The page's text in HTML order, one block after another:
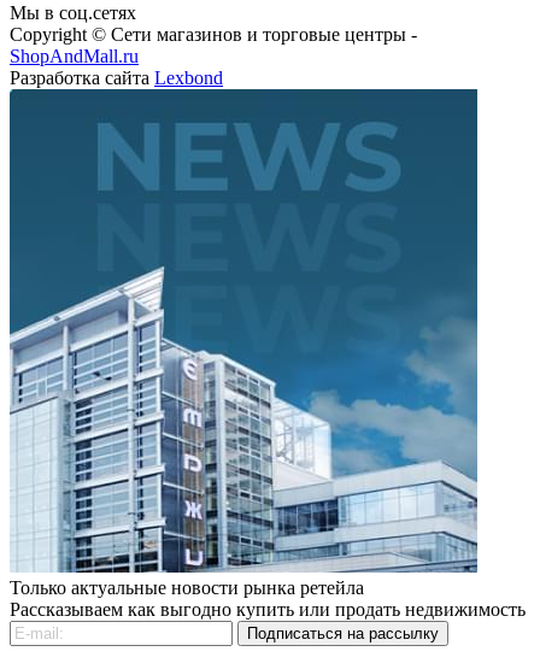
Мы в соц.сетях
Copyright © Сети магазинов и торговые центры -
ShopAndMall.ru
Разработка сайта Lexbond
Только актуальные новости рынка ретейла
Рассказываем как выгодно купить или продать недвижимость